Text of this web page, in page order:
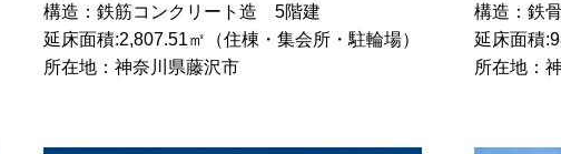
構造：鉄筋コンクリート造 5階建
延床面積:2,807.51㎡（住棟・集会所・駐輪場）
所在地：神奈川県藤沢市
構造：鉄
延床面積
所在地：